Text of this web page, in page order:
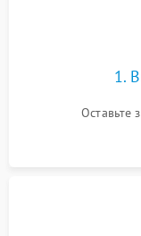
1.
Оставьте